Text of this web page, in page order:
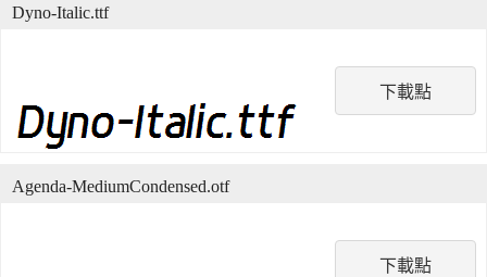
下載點
Dyno-Italic.ttf
下載點
Agenda-MediumCondensed.otf